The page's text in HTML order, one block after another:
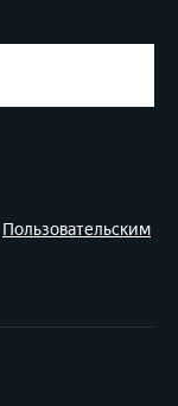
Пользовательским